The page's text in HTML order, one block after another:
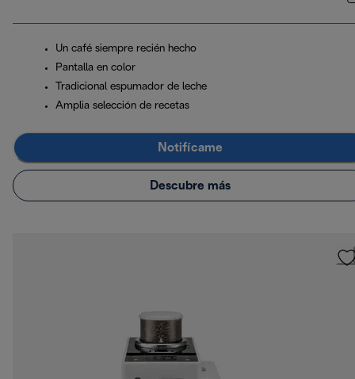
Un café siempre recién hecho
Pantalla en color
Tradicional espumador de leche
Amplia selección de recetas
Notifícame
Descubre más